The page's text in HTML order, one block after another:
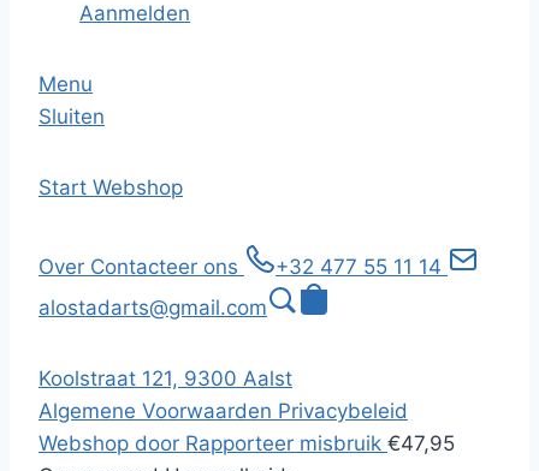
Aanmelden
Menu
Sluiten
Start Webshop
Over Contacteer ons
+32 477 55 11 14
alostadarts@gmail.com
Koolstraat 121, 9300 Aalst
Algemene Voorwaarden Privacybeleid
Webshop door Rapporteer misbruik €47,95